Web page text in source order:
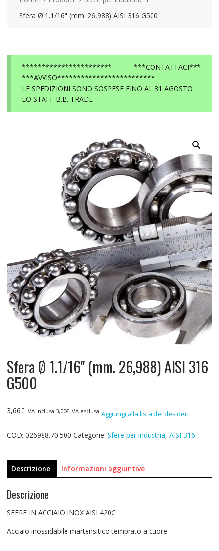
Sfera Ø 1.1/16" (mm. 26,988) AISI 316 G500
***CONTATTACI***
***********************
***AVVISO*************************
LE SPEDIZIONI SONO SOSPESE FINO AL 31 AGOSTO
LO STAFF B.B. TRADE
Sfera Ø 1.1/16" (mm. 26,988) AISI 316
G500
3,66€ IVA inclusa 3,00€IVA esclusa Aggiungi alla lista dei desideri
COD: 026988.70.500 Categorie: Sfere per industria, AISI 316
Descrizione Informazioni aggiuntive
Descrizione
SFERE IN ACCIAIO INOX AISI 420C
Acciaio inossidabile martensitico temprato a cuore